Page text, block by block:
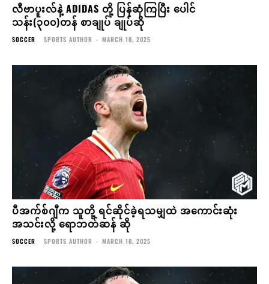
လီဗာပူးလ်နဲ့ ADIDAS တို့ ပြန်ဆုံကြပြီး ပေါင်
သန်း(၃၀၀)တန် စာချုပ် ချုပ်ဆို
SOCCER SPORTS AUTHOR - MARCH 10, 2025
ပီအက်စ်ဂျီက သူတို့ ရင်ဆိုင်ခဲ့ရသမျှထဲ အကောင်းဆုံး
အသင်းလို့ ရောဘတ်ဆန် ဆို
SOCCER SPORTS AUTHOR - MARCH 10, 2025